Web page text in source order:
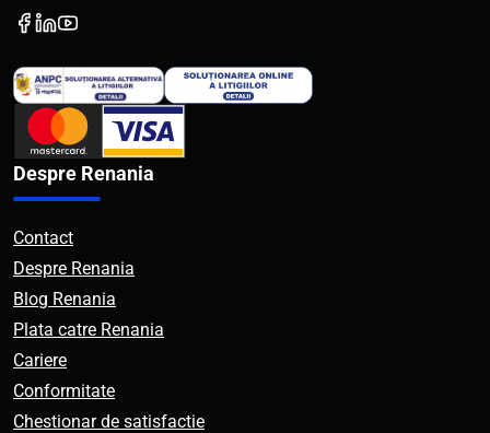
Despre Renania
Contact
Despre Renania
Blog Renania
Plata catre Renania
Cariere
Conformitate
Chestionar de satisfactie